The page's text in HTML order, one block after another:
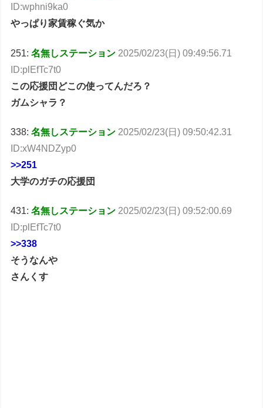
ID:wphni9ka0
やっぱり家賃稼ぐ気か
251:名無しステーション 2025/02/23(日) 09:49:56.71
ID:plEfTc7t0
この応援団どこの使ってんだろ？
ガムシャラ？
338:名無しステーション 2025/02/23(日) 09:50:42.31
ID:xW4NDZyp0
>>251
大学のガチの応援団
431:名無しステーション 2025/02/23(日) 09:52:00.69
ID:plEfTc7t0
>>338
そうなんや
さんくす